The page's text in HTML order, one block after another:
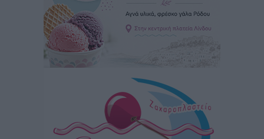
5χρονο παιδί
Τοπικές Ειδήσεις• πριν 11 ώρες
“Η Ευρώπη αντιμετώπιζε το προσφυγικό σαν ταινία
τρόμου” – Η συγκλονιστική μαρτυρία της Χαρούλας
Γιασιράνη στον RV για τα γεγονότα που οδήγησαν στο
πριν 11 ώρες